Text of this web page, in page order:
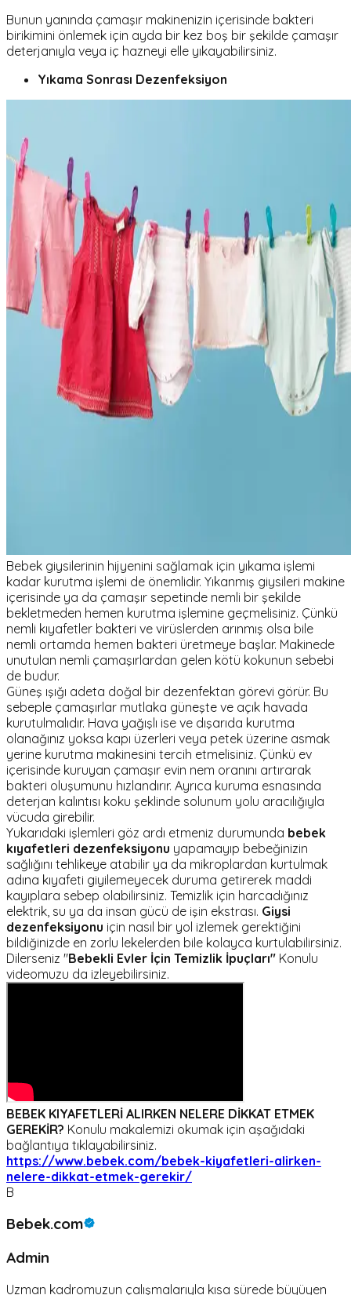
Bunun yanında çamaşır makinenizin içerisinde bakteri
birikimini önlemek için ayda bir kez boş bir şekilde çamaşır
deterjanıyla veya iç hazneyi elle yıkayabilirsiniz.
Yıkama Sonrası Dezenfeksiyon
Bebek giysilerinin hijyenini sağlamak için yıkama işlemi
kadar kurutma işlemi de önemlidir. Yıkanmış giysileri makine
içerisinde ya da çamaşır sepetinde nemli bir şekilde
bekletmeden hemen kurutma işlemine geçmelisiniz. Çünkü
nemli kıyafetler bakteri ve virüslerden arınmış olsa bile
nemli ortamda hemen bakteri üretmeye başlar. Makinede
unutulan nemli çamaşırlardan gelen kötü kokunun sebebi
de budur.
Güneş ışığı adeta doğal bir dezenfektan görevi görür. Bu
sebeple çamaşırlar mutlaka güneşte ve açık havada
kurutulmalıdır. Hava yağışlı ise ve dışarıda kurutma
olanağınız yoksa kapı üzerleri veya petek üzerine asmak
yerine kurutma makinesini tercih etmelisiniz. Çünkü ev
içerisinde kuruyan çamaşır evin nem oranını artırarak
bakteri oluşumunu hızlandırır. Ayrıca kuruma esnasında
deterjan kalıntısı koku şeklinde solunum yolu aracılığıyla
vücuda girebilir.
Yukarıdaki işlemleri göz ardı etmeniz durumunda bebek
kıyafetleri dezenfeksiyonu yapamayıp bebeğinizin
sağlığını tehlikeye atabilir ya da mikroplardan kurtulmak
adına kıyafeti giyilemeyecek duruma getirerek maddi
kayıplara sebep olabilirsiniz. Temizlik için harcadığınız
elektrik, su ya da insan gücü de işin ekstrası. Giysi
dezenfeksiyonu için nasıl bir yol izlemek gerektiğini
bildiğinizde en zorlu lekelerden bile kolayca kurtulabilirsiniz.
Dilerseniz "Bebekli Evler İçin Temizlik İpuçları" Konulu
videomuzu da izleyebilirsiniz.
BEBEK KIYAFETLERİ ALIRKEN NELERE DİKKAT ETMEK
GEREKİR? Konulu makalemizi okumak için aşağıdaki
bağlantıya tıklayabilirsiniz.
https://www.bebek.com/bebek-kiyafetleri-alirken-
nelere-dikkat-etmek-gerekir/
B
Bebek.com
Admin
Uzman kadromuzun çalışmalarıyla kısa sürede büyüyen